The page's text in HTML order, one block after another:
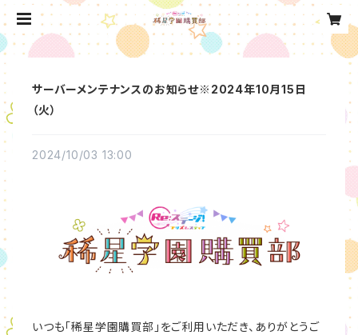
サーバーメンテナンスのお知らせ※2024年10月15日
（火）
2024/10/03 13:00
いつも「稀星学園購買部」をご利用いただき、ありがとうご